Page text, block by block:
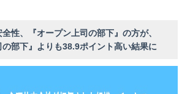
全性、『オープン上司の部下』の方が、
の部下』よりも38.9ポイント高い結果に